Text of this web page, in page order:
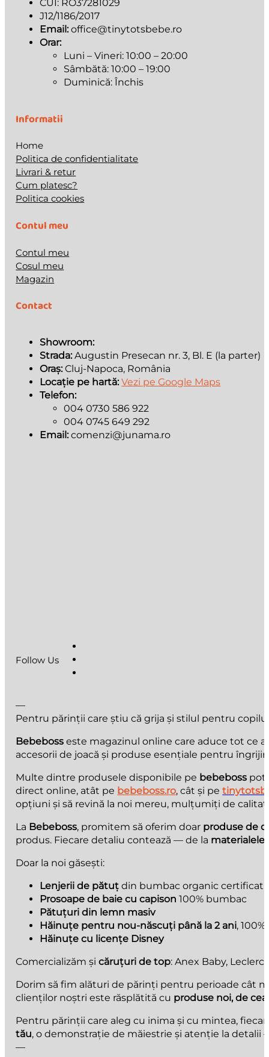
CUI: RO37281029
J12/1186/2017
Email: office@tinytotsbebe.ro
Orar:
Luni – Vineri: 10:00 – 20:00
Sâmbătă: 10:00 – 19:00
Duminică: Închis
Informatii
Home
Politica de confidentialitate
Livrari & retur
Cum platesc?
Politica cookies
Contul meu
Contul meu
Cosul meu
Magazin
Contact
Showroom:
Strada: Augustin Presecan nr. 3, Bl. E (la parter)
Oraș: Cluj-Napoca, România
Locație pe hartă: Vezi pe Google Maps
Telefon:
004 0730 586 922
004 0745 649 292
Email: comenzi@junama.ro
Follow Us
—
Pentru părinții care știu că grija și stilul pentru
Bebeboss este magazinul online care aduce tot ce
accesorii de joacă și produse esențiale pentru
Multe dintre produsele disponibile pe bebeboss pot
direct online, atât pe bebeboss.ro, cât și pe
opțiuni și să revină la noi mereu, mulțumiți de
La Bebeboss, promitem să oferim doar produse de
produs. Fiecare detaliu contează — de la materialele
Doar la noi găsești:
Lenjerii de pătuț din bumbac organic certificat
Prosoape de baie cu capison 100% bumbac
Pătuțuri din lemn masiv
Hăinuțe pentru nou-născuți până la 2 ani,
Hăinuțe cu licențe Disney
Comercializăm șicăruțuri de top: Anex Baby, Leclerc
Dorim să fim alături de părinți pentru perioade cât
clienților noștri este răsplătită cu produse noi, de
Pentru părinții care aleg cu inima și cu mintea,
tău, o demonstrație de măiestrie și atenție la
—